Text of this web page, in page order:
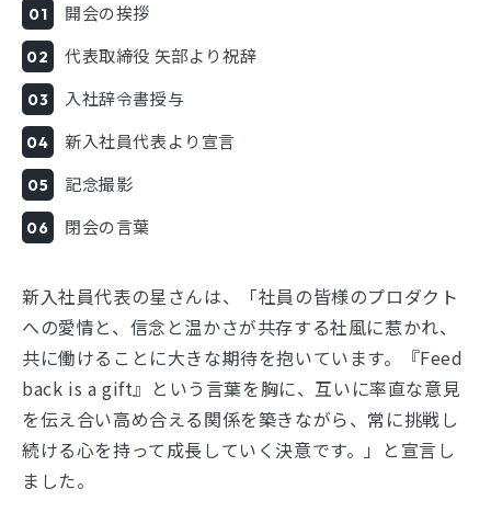
開会の挨拶
代表取締役 矢部より祝辞
入社辞令書授与
新入社員代表より宣言
記念撮影
閉会の言葉
新入社員代表の星さんは、「社員の皆様のプロダクト
への愛情と、信念と温かさが共存する社風に惹かれ、
共に働けることに大きな期待を抱いています。『Feed
back is a gift』という言葉を胸に、互いに率直な意見
を伝え合い高め合える関係を築きながら、常に挑戦し
続ける心を持って成長していく決意です。」と宣言し
ました。